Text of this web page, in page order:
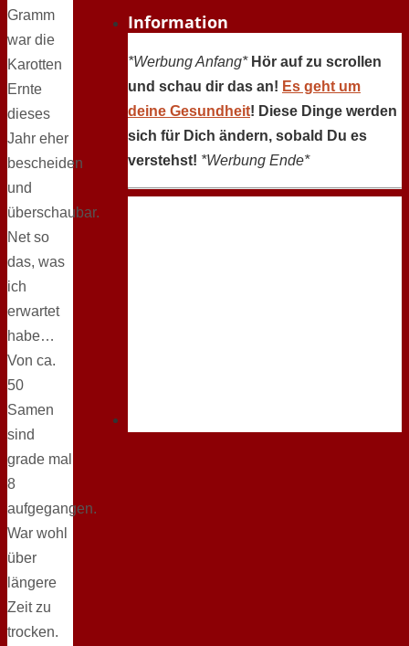
Gramm
war die
Karotten
Ernte
dieses
Jahr eher
bescheiden
und
überschaubar.
Net so
das, was
ich
erwartet
habe…
Von ca.
50
Samen
sind
grade mal
8
aufgegangen.
War wohl
über
längere
Zeit zu
trocken.
Information
*Werbung Anfang* Hör auf zu scrollen
und schau dir das an! Es geht um
deine Gesundheit! Diese Dinge werden
sich für Dich ändern, sobald Du es
verstehst! *Werbung Ende*